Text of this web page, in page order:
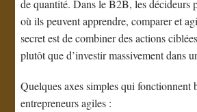
de quantité. Dans le B2B, les décideurs
où ils peuvent apprendre, comparer et
secret est de combiner des actions
plutôt que d’investir massivement dans
Quelques axes simples qui fonctionnent
entrepreneurs agiles :